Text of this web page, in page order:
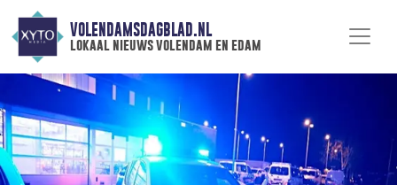
VOLENDAMSDAGBLAD.NL
lokaal nieuws volendam en edam